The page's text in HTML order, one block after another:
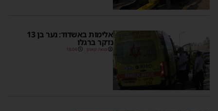
אלימות באשדוד: נער בן 13
נדקר ברגלו
משה קאהן 18:04